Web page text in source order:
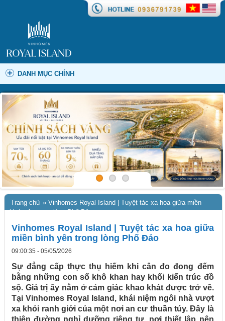
DANH MỤC CHÍNH
Trang chủ » Vinhomes Royal Island | Tuyệt tác xa hoa giữa miền
bình yên trong lòng Phố Đảo
Vinhomes Royal Island | Tuyệt tác xa hoa giữa
miền bình yên trong lòng Phố Đảo
09:00:35 - 05/05/2026
Sự đẳng cấp thực thụ hiếm khi cân đo đong đếm
bằng những con số khô khan hay khối kiến trúc đồ
sộ. Giá trị ấy nằm ở cảm giác khao khát được trở về.
Tại Vinhomes Royal Island, khái niệm ngôi nhà vượt
xa khỏi ranh giới của một nơi an cư thuần túy. Đây là
thiên đường nghỉ dưỡng riêng tư, nơi thiết lập nên